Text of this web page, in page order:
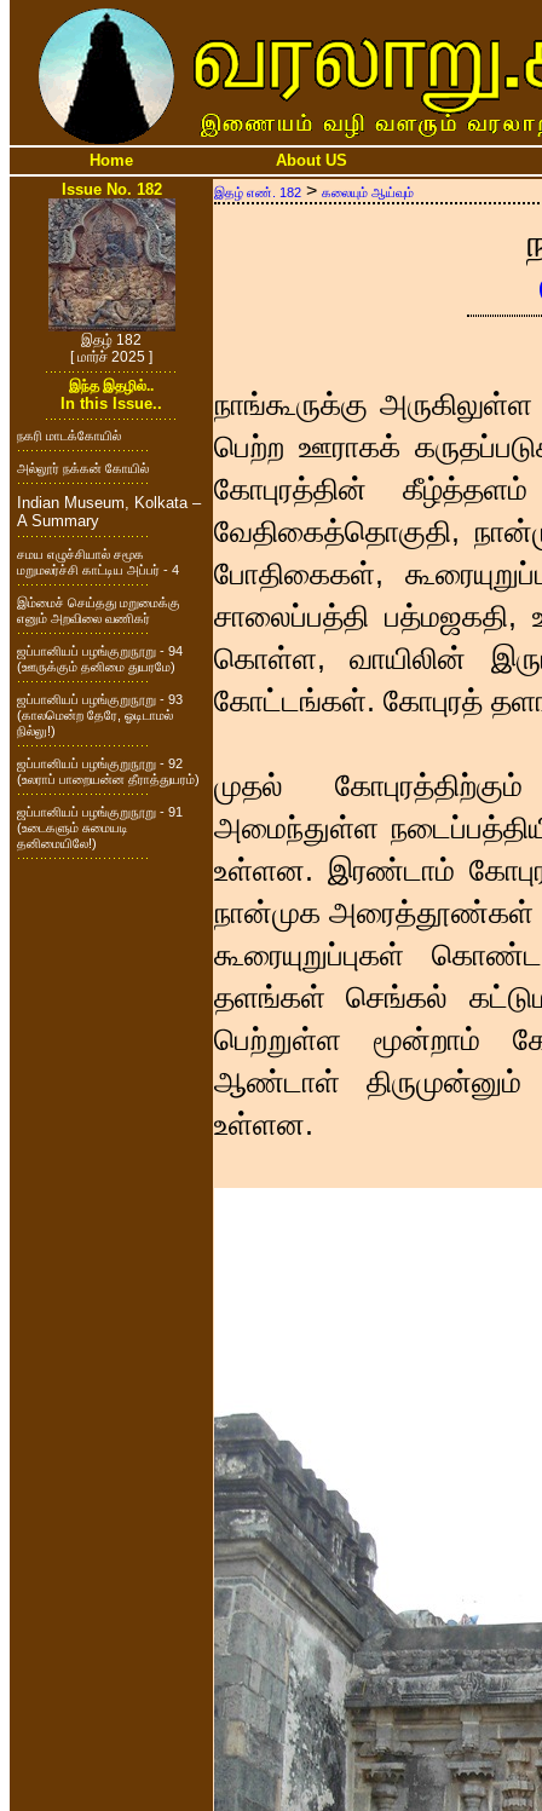
Home
About US
Issue No. 182
இதழ் 182
[ மார்ச் 2025 ]
இந்த இதழில்..
In this Issue..
நகரி மாடக்கோயில்
அல்லூர் நக்கன் கோயில்
Indian Museum, Kolkata –
A Summary
சமய எழுச்சியால் சமூக
மறுமலர்ச்சி காட்டிய அப்பர் - 4
இம்மைச் செய்தது மறுமைக்கு
எனும் அறவிலை வணிகர்
ஜப்பானியப் பழங்குறுநூறு - 94
(ஊருக்கும் தனிமை துயரமே)
ஜப்பானியப் பழங்குறுநூறு - 93
(காலமென்ற தேரே, ஓடிடாமல்
நில்லு!)
ஜப்பானியப் பழங்குறுநூறு - 92
(உலராப் பாறையன்ன தீராத்துயரம்)
ஜப்பானியப் பழங்குறுநூறு - 91
(உடைகளும் சுமையடி
தனிமையிலே!)
இதழ் எண். 182 > கலையும் ஆய்வும்
நாங்கூருக்கு
பெற்ற ஊராகக்
கோபுரத்தின்
வேதிகைத்தொகுதி,
போதிகைகள்,
சாலைப்பத்தி பத்மஜகதி,
கொள்ள, வாயிலின்
கோட்டங்கள். கோபுரத்
முதல்
அமைந்துள்ள
உள்ளன. இரண்டாம்
நான்முக அரைத்தூண்கள்
கூரையுறுப்புகள்
தளங்கள் செங்கல்
பெற்றுள்ள மூன்றாம்
ஆண்டாள் திருமுன்னும்
உள்ளன.